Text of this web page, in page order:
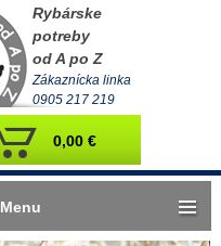
Rybárske
potreby
od A po Z
Zákaznícka linka
0905 217 219
0,00 €
Menu